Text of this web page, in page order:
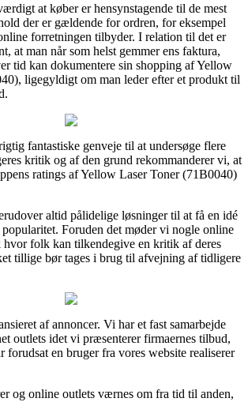
at køber er hensynstagende til de mest
der er gældende for ordren, for eksempel
forretningen tilbyder. I relation til det er
at man når som helst gemmer ens faktura,
tid kan dokumentere sin shopping af Yellow
ligegyldigt om man leder efter et produkt til
fantastiske genveje til at undersøge flere
kritik og af den grund rekommanderer vi, at
ratings af Yellow Laser Toner (71B0040)
altid pålidelige løsninger til at få en idé
Foruden det møder vi nogle online
hvor folk kan tilkendegive en kritik af deres
tillige bør tages i brug til afvejning af tidligere
af annoncer. Vi har et fast samarbejde
outlets idet vi præsenterer firmaernes tilbud,
forudsat en bruger fra vores website realiserer
og online outlets værnes om fra tid til anden,